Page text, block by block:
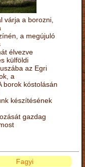
várja a borozni,
a megújuló
élvezve
külföldi
az Egri
a
borok kóstolásán
készítésének
gazdag
Fagyi